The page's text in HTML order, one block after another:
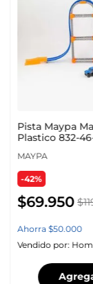
Pista Maypa
Plastico 832-
MAYPA
-42%
$69.950 $
Ahorra$50.000
Vendido por: